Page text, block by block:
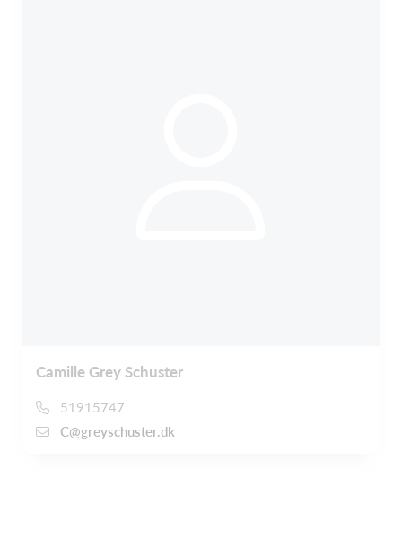
Camille Grey Schuster
51915747
C@greyschuster.dk